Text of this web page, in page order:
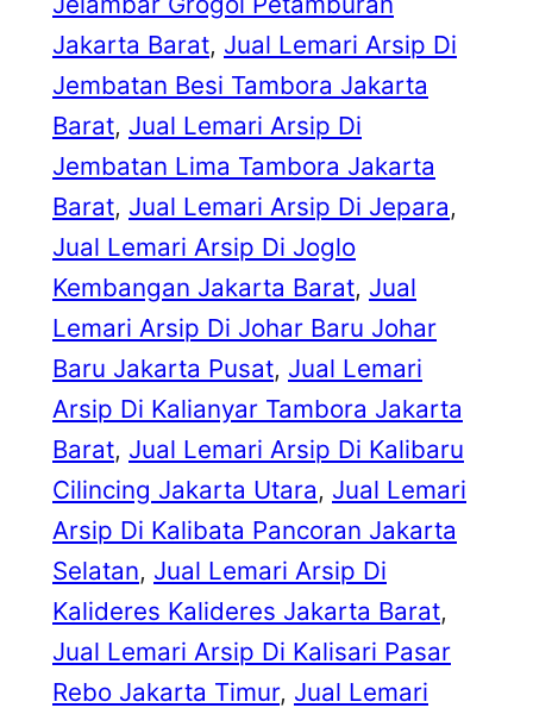
Jakarta Barat, Jual Lemari Arsip Di
Jembatan Besi Tambora Jakarta
Barat, Jual Lemari Arsip Di
Jembatan Lima Tambora Jakarta
Barat, Jual Lemari Arsip Di Jepara
Jual Lemari Arsip Di Joglo
Kembangan Jakarta Barat, Jual
Lemari Arsip Di Johar Baru Johar
Baru Jakarta Pusat, Jual Lemari
Arsip Di Kalianyar Tambora Jakarta
Barat, Jual Lemari Arsip Di Kalibaru
Cilincing Jakarta Utara, Jual Lemari
Arsip Di Kalibata Pancoran Jakarta
Selatan, Jual Lemari Arsip Di
Kalideres Kalideres Jakarta Barat
Jual Lemari Arsip Di Kalisari Pasar
Rebo Jakarta Timur, Jual Lemari